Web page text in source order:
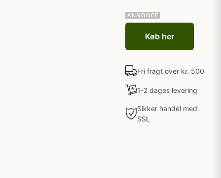
Køb her
Fri fragt over kr. 500
1-2 dages levering
Sikker handel med
SSL